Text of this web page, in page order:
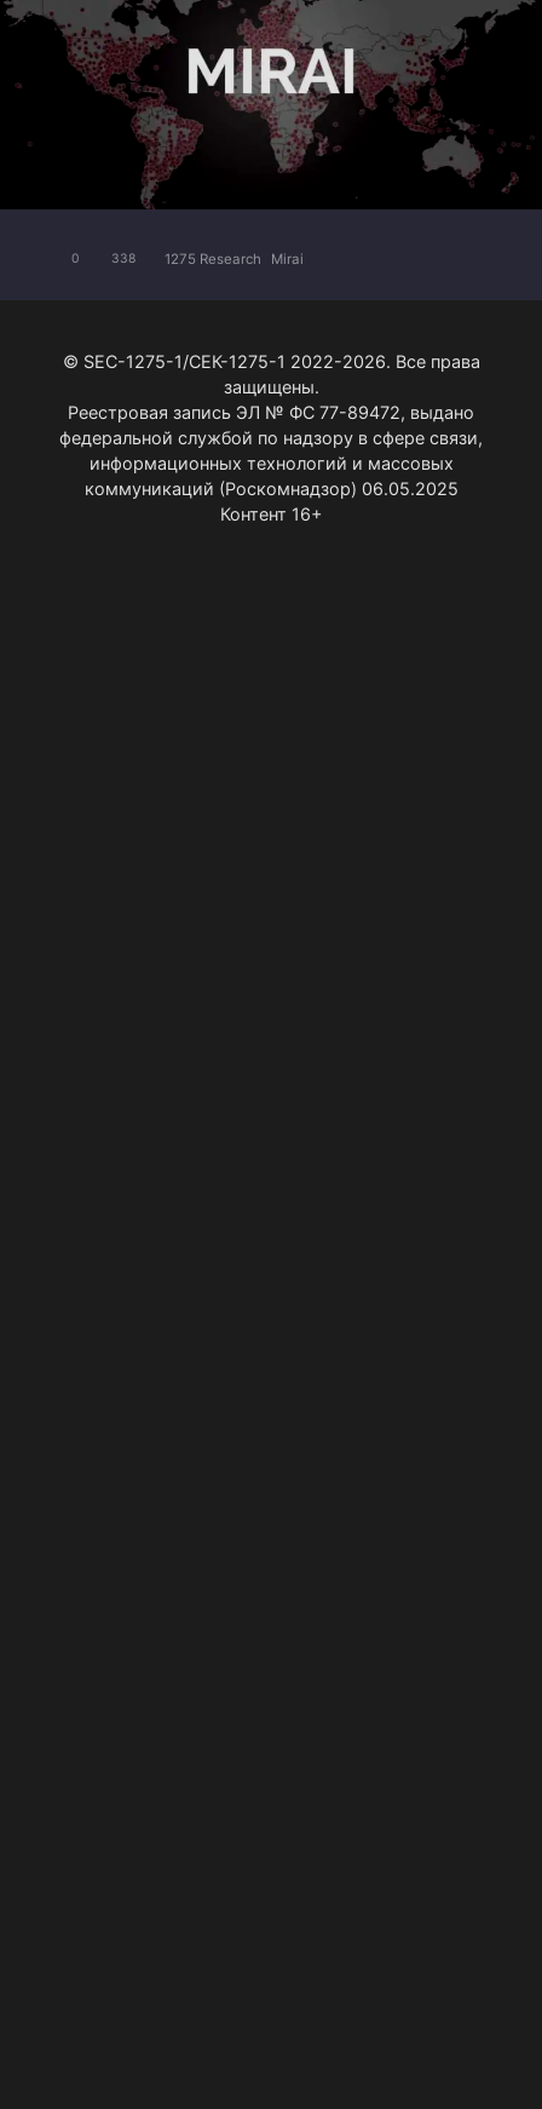
0 338 1275 Research Mirai
© SEC-1275-1/СЕК-1275-1 2022-2026. Все права
защищены.
Реестровая запись ЭЛ № ФС 77-89472, выдано
федеральной службой по надзору в сфере связи,
информационных технологий и массовых
коммуникаций (Роскомнадзор) 06.05.2025
Контент 16+